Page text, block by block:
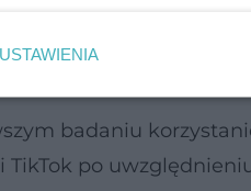
badaniach
badaniu
TikTok po
USTAWIENIA